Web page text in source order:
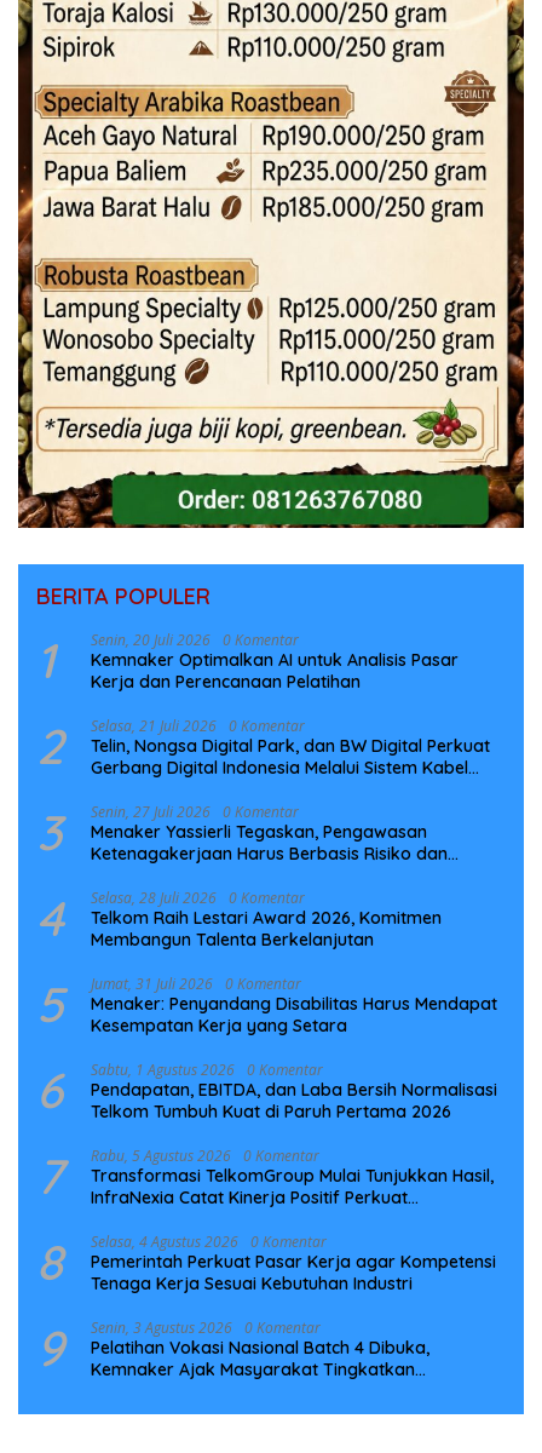
BERITA POPULER
1 Senin, 20 Juli 2026 0 Komentar
Kemnaker Optimalkan AI untuk Analisis Pasar
Kerja dan Perencanaan Pelatihan
2 Selasa, 21 Juli 2026 0 Komentar
Telin, Nongsa Digital Park, dan BW Digital Perkuat
Gerbang Digital Indonesia Melalui Sistem Kabel
3 Senin, 27 Juli 2026 0 Komentar
Menaker Yassierli Tegaskan, Pengawasan
Ketenagakerjaan Harus Berbasis Risiko dan
4 Selasa, 28 Juli 2026 0 Komentar
Telkom Raih Lestari Award 2026, Komitmen
Membangun Talenta Berkelanjutan
5 Jumat, 31 Juli 2026 0 Komentar
Menaker: Penyandang Disabilitas Harus Mendapat
Kesempatan Kerja yang Setara
6 Sabtu, 1 Agustus 2026 0 Komentar
Pendapatan, EBITDA, dan Laba Bersih Normalisasi
Telkom Tumbuh Kuat di Paruh Pertama 2026
7 Rabu, 5 Agustus 2026 0 Komentar
Transformasi TelkomGroup Mulai Tunjukkan Hasil,
InfraNexia Catat Kinerja Positif Perkuat
8 Selasa, 4 Agustus 2026 0 Komentar
Pemerintah Perkuat Pasar Kerja agar Kompetensi
Tenaga Kerja Sesuai Kebutuhan Industri
9 Senin, 3 Agustus 2026 0 Komentar
Pelatihan Vokasi Nasional Batch 4 Dibuka,
Kemnaker Ajak Masyarakat Tingkatkan